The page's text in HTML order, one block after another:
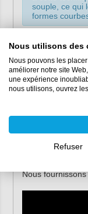
souple, ce qui
formes
Le tissu de verre
à la réalisation
fins sont
Contrairement
Ce type de tissu
stratification de
Nous
Nous utilisons des
Nous pouvons les
améliorer notre site
une expérience
nous utilisons, ouvrez
Refuser